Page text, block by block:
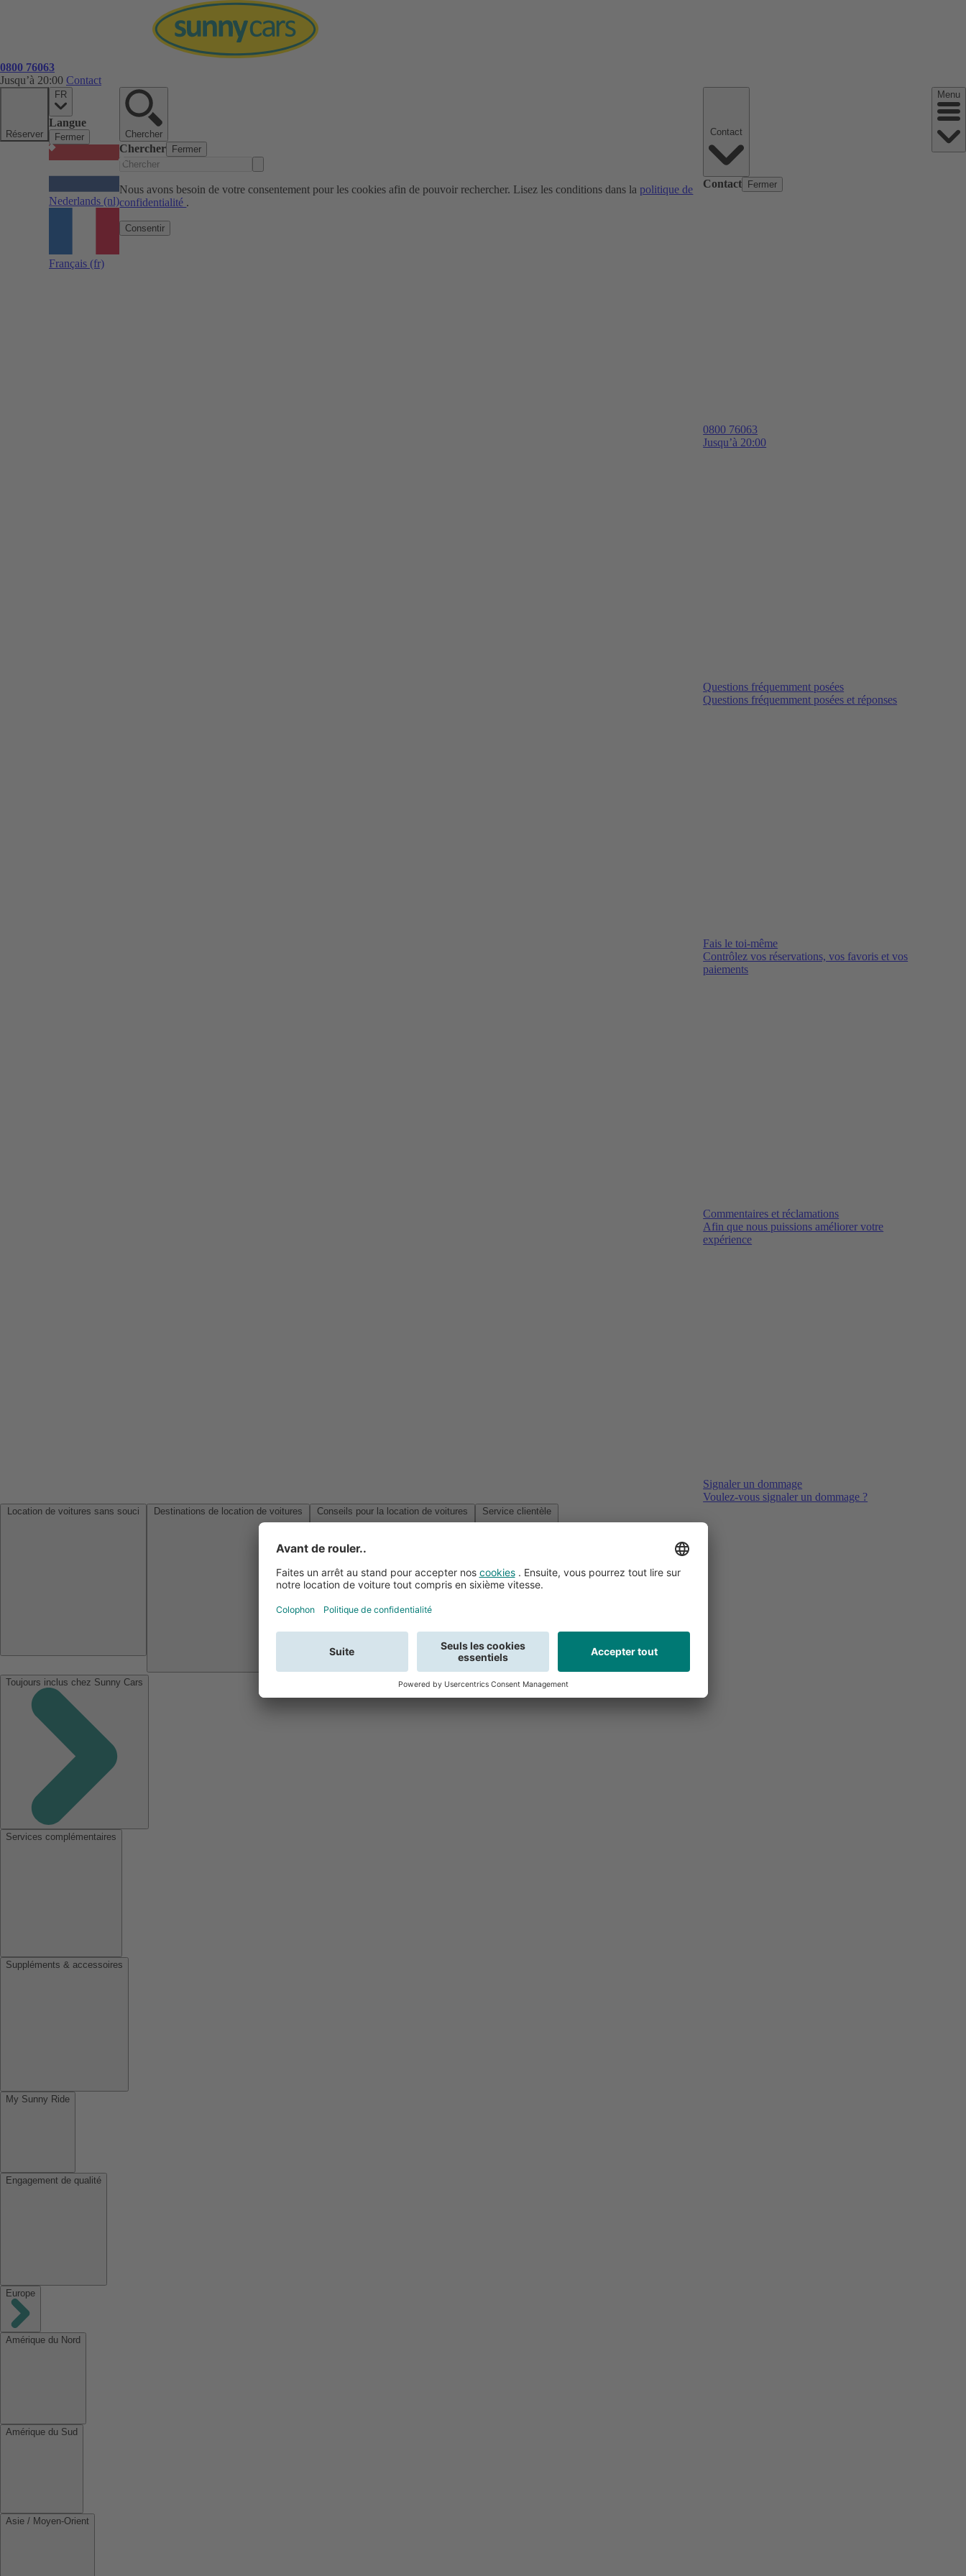
0800 76063
Jusqu’à 20:00 Contact
Réserver
FR
Langue
Fermer
Nederlands (nl)
Français (fr)
Chercher
Chercher Fermer
Nous avons besoin de votre consentement pour les cookies afin de pouvoir rechercher. Lisez les conditions dans la politique de
confidentialité .
Consentir
Contact Fermer
0800 76063
Jusqu’à 20:00
Questions fréquemment posées
Questions fréquemment posées et réponses
Fais le toi-même
Contrôlez vos réservations, vos favoris et vos
paiements
Commentaires et réclamations
Afin que nous puissions améliorer votre
expérience
Signaler un dommage
Voulez-vous signaler un dommage ?
Menu
Toujours inclus chez Sunny Cars
Services complémentaires
Suppléments & accessoires
My Sunny Ride
Engagement de qualité
Europe
Amérique du Nord
Amérique du Sud
Asie / Moyen-Orient